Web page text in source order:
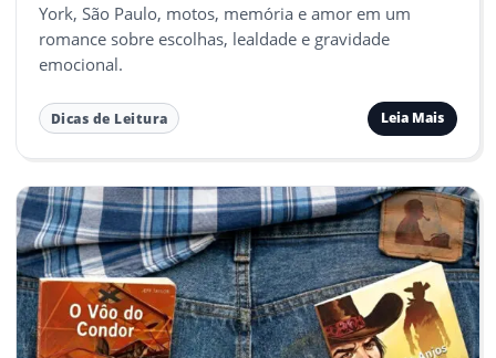
York, São Paulo, motos, memória e amor em um
romance sobre escolhas, lealdade e gravidade
emocional.
Dicas de Leitura Leia Mais